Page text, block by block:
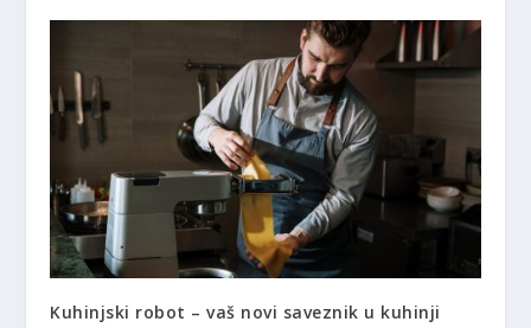
Kuhinjski robot – vaš novi saveznik u kuhinji